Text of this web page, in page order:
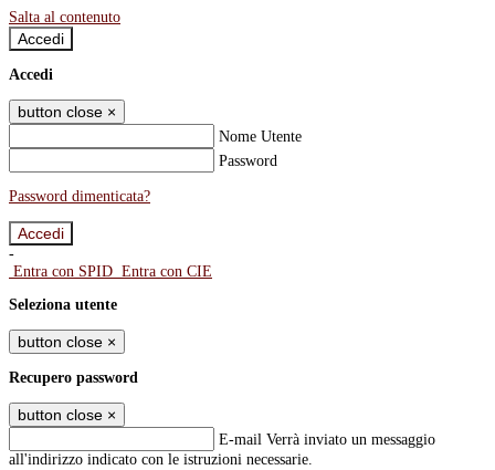
Salta al contenuto
Accedi
Accedi
button close ×
Nome Utente
Password
Password dimenticata?
-
Entra con SPID Entra con CIE
Seleziona utente
button close ×
Recupero password
button close ×
E-mail Verrà inviato un messaggio
all'indirizzo indicato con le istruzioni necessarie.